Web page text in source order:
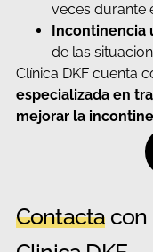
veces durante
Incontinencia
de las
Clínica DKF cuenta
especializada en
mejorar la
Contacta con